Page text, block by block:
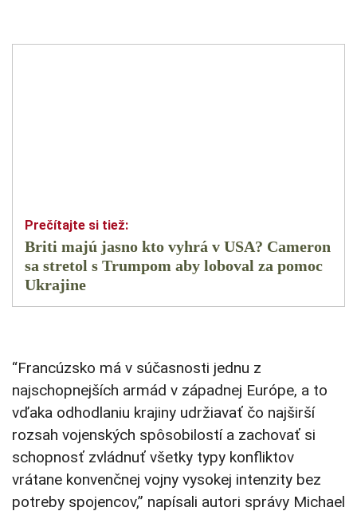
Briti majú jasno kto vyhrá v USA? Cameron
sa stretol s Trumpom aby loboval za pomoc
Ukrajine
“Francúzsko má v súčasnosti jednu z
najschopnejších armád v západnej Európe, a to
vďaka odhodlaniu krajiny udržiavať čo najširší
rozsah vojenských spôsobilostí a zachovať si
schopnosť zvládnuť všetky typy konfliktov
vrátane konvenčnej vojny vysokej intenzity bez
potreby spojencov,” napísali autori správy Michael